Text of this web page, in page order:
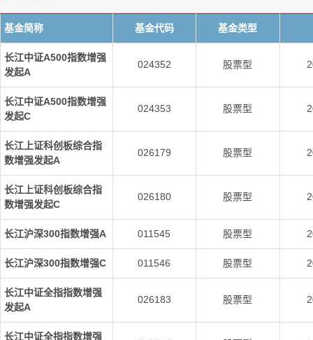
基金简称 基金代码 基金类型
长江中证A500指数增强
发起A
024352 股票型
长江中证A500指数增强
发起C
024353 股票型
长江上证科创板综合指
数增强发起A
026179 股票型
长江上证科创板综合指
数增强发起C
026180 股票型
长江沪深300指数增强A 011545 股票型
长江沪深300指数增强C 011546 股票型
长江中证全指指数增强
发起A
026183 股票型
长江中证全指指数增强